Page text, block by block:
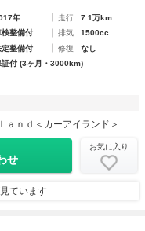
年 走行
7.1万km
検整備付 排気
1500cc
定整備付 修復
なし
証付 (3ヶ月・3000km)
ａｎｄ＜カーアイランド＞
せ
お気に入り
ています